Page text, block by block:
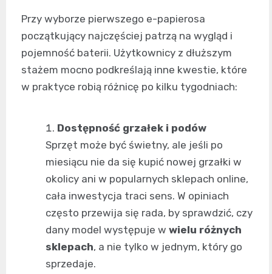
Przy wyborze pierwszego e-papierosa
początkujący najczęściej patrzą na wygląd i
pojemność baterii. Użytkownicy z dłuższym
stażem mocno podkreślają inne kwestie, które
w praktyce robią różnicę po kilku tygodniach:
Dostępność grzałek i podów
Sprzęt może być świetny, ale jeśli po
miesiącu nie da się kupić nowej grzałki w
okolicy ani w popularnych sklepach online,
cała inwestycja traci sens. W opiniach
często przewija się rada, by sprawdzić, czy
dany model występuje w wielu różnych
sklepach, a nie tylko w jednym, który go
sprzedaje.